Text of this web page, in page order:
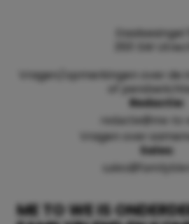
ME TO WE IS
Daalsesingel
3511 SW
Vragen/opmerkingen over de
of
Redactie:
redactie@me-to-
Vragen over
Sales: